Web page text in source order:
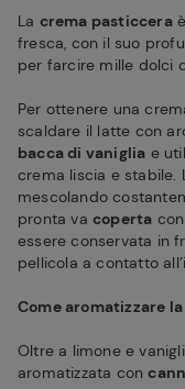
La crema pasticcera
fresca, con il suo
per farcire mille dolci
Per ottenere una
scaldare il latte con
bacca di vaniglia e
crema liscia e stabile.
mescolando
pronta va coperta
essere conservata in
pellicola a contatto
Come aromatizzare
Oltre a limone e
aromatizzata con